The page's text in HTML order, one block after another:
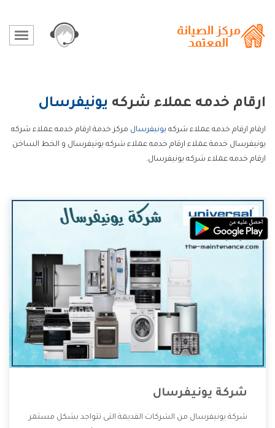
ارقام خدمه عملاء شركه يونيفرسال
ارقام ارقام خدمه عملاء شركه يونيفرسال مركز خدمة ارقام خدمه عملاء شركه
يونيفرسال خدمة عملاء ارقام خدمه عملاء شركه يونيفرسال و الخط الساخن
ارقام خدمه عملاء شركه يونيفرسال.
شركة يونيفرسال
شركة يونيفرسال من الشركات القديمة التى تتواجد بشكل مستمر